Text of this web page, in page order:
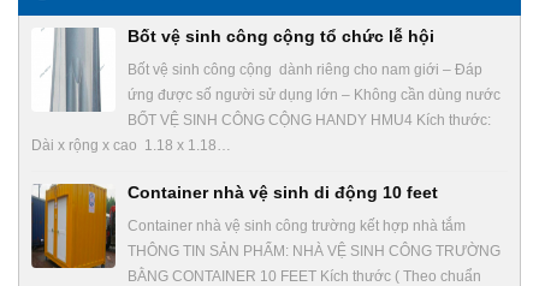
Bốt vệ sinh công cộng tổ chức lễ hội
Bốt vệ sinh công cộng dành riêng cho nam giới – Đáp
ứng được số người sử dụng lớn – Không cần dùng nước
BỐT VỆ SINH CÔNG CỘNG HANDY HMU4 Kích thước:
Dài x rộng x cao 1.18 x 1.18…
Container nhà vệ sinh di động 10 feet
Container nhà vệ sinh công trường kết hợp nhà tắm
THÔNG TIN SẢN PHẨM: NHÀ VỆ SINH CÔNG TRƯỜNG
BẰNG CONTAINER 10 FEET Kích thước ( Theo chuẩn